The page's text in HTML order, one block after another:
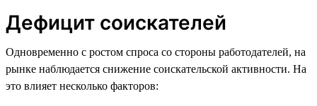
Дефицит соискателей
Одновременно с ростом спроса со стороны работодателей, на
рынке наблюдается снижение соискательской активности. На
это влияет несколько факторов: